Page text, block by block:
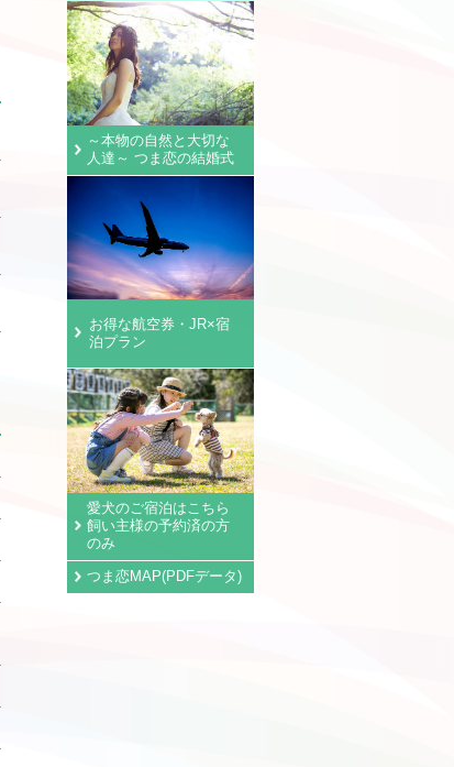
～本物の自然と大切な
人達～ つま恋の結婚式
お得な航空券・JR×宿
泊プラン
愛犬のご宿泊はこちら
飼い主様の予約済の方
のみ
つま恋MAP(PDFデータ)